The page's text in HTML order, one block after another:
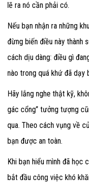
lẽ ra nó cần phải có.
Nếu bạn nhận ra những
đừng biến điều này thành
cách dịu dàng: điều gì
nào trong quá khứ đã dạy
Hãy lắng nghe thật kỹ,
gác cổng” tưởng tượng
qua. Theo cách vụng về
bạn được an toàn.
Khi bạn hiểu mình đã học
bắt đầu công việc khó